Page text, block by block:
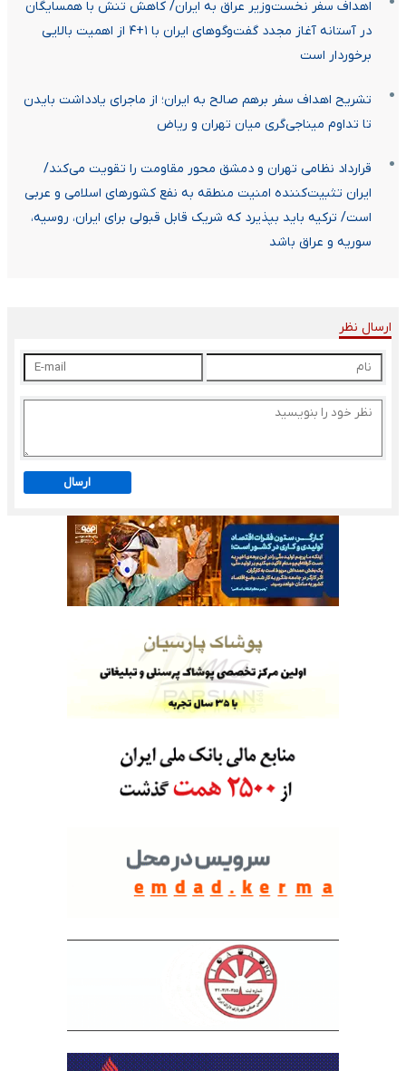
اهداف سفر نخست‌وزیر عراق به ایران/ کاهش تنش با همسایگان
در آستانه آغاز مجدد گفت‌وگوهای ایران با ۱+۴ از اهمیت بالایی
برخوردار است
تشریح اهداف سفر برهم صالح به ایران؛ از ماجرای یادداشت بایدن
تا تداوم میناجی‌گری میان تهران و ریاض
قرارداد نظامی تهران و دمشق محور مقاومت را تقویت می‌کند/
ایران تثبیت‌کننده امنیت منطقه به نفع کشورهای اسلامی و عربی
است/ ترکیه باید بپذیرد که شریک قابل قبولی برای ایران، روسیه،
سوریه و عراق باشد
ارسال نظر
ارسال